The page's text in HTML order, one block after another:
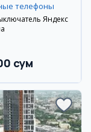
телефоны
Яндекс
сум